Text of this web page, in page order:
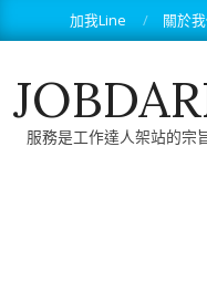
to
加我Line 關於
服務是工作達人架站的